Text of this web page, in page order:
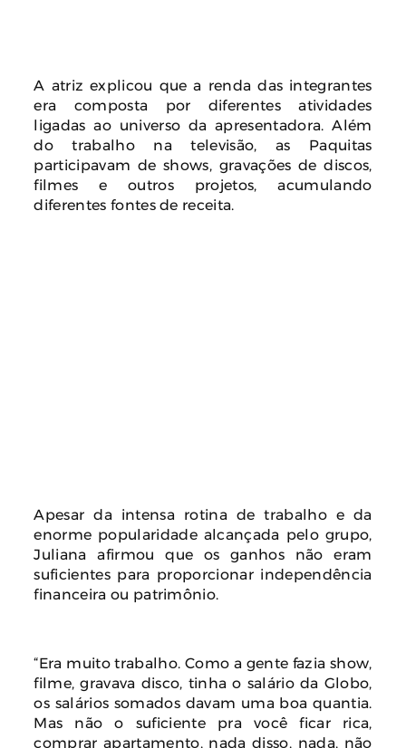
A atriz explicou que a renda das integrantes
era composta por diferentes atividades
ligadas ao universo da apresentadora. Além
do trabalho na televisão, as Paquitas
participavam de shows, gravações de discos,
filmes e outros projetos, acumulando
diferentes fontes de receita.
Apesar da intensa rotina de trabalho e da
enorme popularidade alcançada pelo grupo,
Juliana afirmou que os ganhos não eram
suficientes para proporcionar independência
financeira ou patrimônio.
“Era muito trabalho. Como a gente fazia show,
filme, gravava disco, tinha o salário da Globo,
os salários somados davam uma boa quantia.
Mas não o suficiente pra você ficar rica,
comprar apartamento, nada disso, nada, não